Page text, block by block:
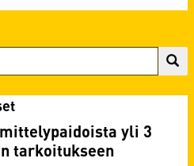
yli 3
tarkoitukseen